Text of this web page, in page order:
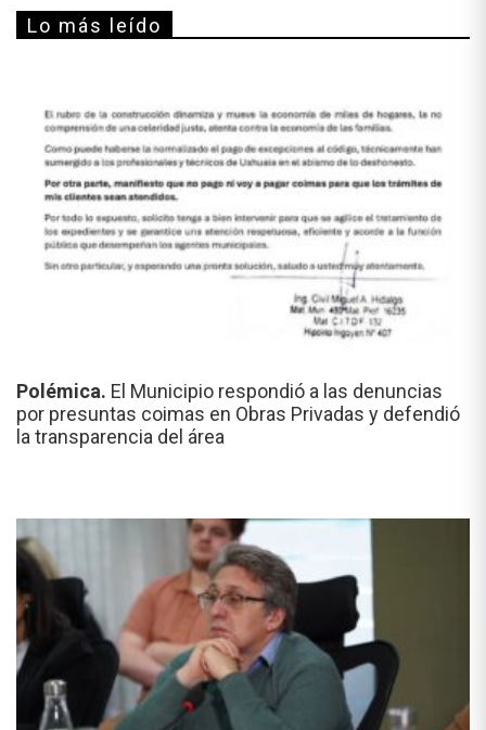
Lo más leído
Polémica. El Municipio respondió a las denuncias
por presuntas coimas en Obras Privadas y defendió
la transparencia del área